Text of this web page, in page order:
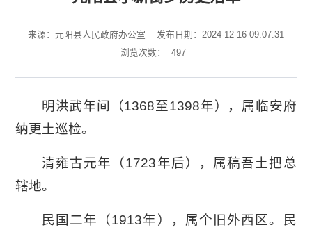
来源：元阳县人民政府办公室
发布日期：2024-12-16 09:07:31
浏览次数：
497
明洪武年间（1368至1398年），属临安府
纳更土巡检。
清雍古元年（1723年后），属稿吾土把总
辖地。
民国二年（1913年），属个旧外西区。民